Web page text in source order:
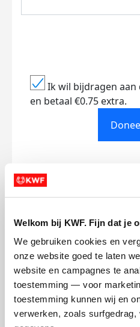
Welkom bij KWF. Fijn dat je
We gebruiken cookies en
onze website goed te laten
website en campagnes te
toestemming — voor
toestemming kunnen wij en
verwerken, zoals
Ik wil bijdragen
en betaal €0.75 extra.
Opgehaald
Doneer Word lid
Mijn updates